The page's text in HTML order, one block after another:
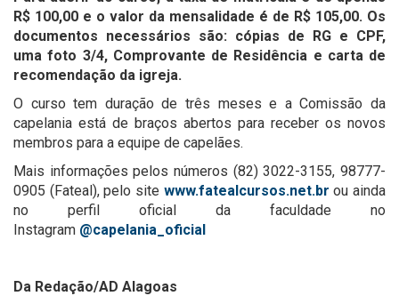
R$ 100,00 e o valor da mensalidade é de R$ 105,00. Os
documentos necessários são: cópias de RG e CPF,
uma foto 3/4, Comprovante de Residência e carta de
recomendação da igreja.
O curso tem duração de três meses e a Comissão da
capelania está de braços abertos para receber os novos
membros para a equipe de capelães.
Mais informações pelos números (82) 3022-3155, 98777-
0905 (Fateal), pelo site www.fatealcursos.net.br ou ainda
no perfil oficial da faculdade no
Instagram @capelania_oficial
Da Redação/AD Alagoas